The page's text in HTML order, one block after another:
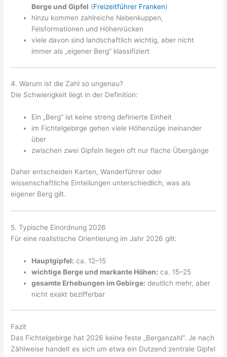
Berge und Gipfel (Freizeitführer Franken)
hinzu kommen zahlreiche Nebenkuppen,
Felsformationen und Höhenrücken
viele davon sind landschaftlich wichtig, aber nicht
immer als „eigener Berg“ klassifiziert
4. Warum ist die Zahl so ungenau?
Die Schwierigkeit liegt in der Definition:
Ein „Berg“ ist keine streng definierte Einheit
im Fichtelgebirge gehen viele Höhenzüge ineinander
über
zwischen zwei Gipfeln liegen oft nur flache Übergänge
Daher entscheiden Karten, Wanderführer oder
wissenschaftliche Einteilungen unterschiedlich, was als
eigener Berg gilt.
5. Typische Einordnung 2026
Für eine realistische Orientierung im Jahr 2026 gilt:
Hauptgipfel: ca. 12–15
wichtige Berge und markante Höhen: ca. 15–25
gesamte Erhebungen im Gebirge: deutlich mehr, aber
nicht exakt bezifferbar
Fazit
Das Fichtelgebirge hat 2026 keine feste „Berganzahl“. Je nach
Zählweise handelt es sich um etwa ein Dutzend zentrale Gipfel